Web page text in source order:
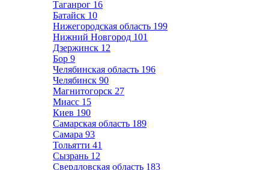
Таганрог 16
Батайск 10
Нижегородская область 199
Нижний Новгород 101
Дзержинск 12
Бор 9
Челябинская область 196
Челябинск 90
Магнитогорск 27
Миасс 15
Киев 190
Самарская область 189
Самара 93
Тольятти 41
Сызрань 12
Свердловская область 183